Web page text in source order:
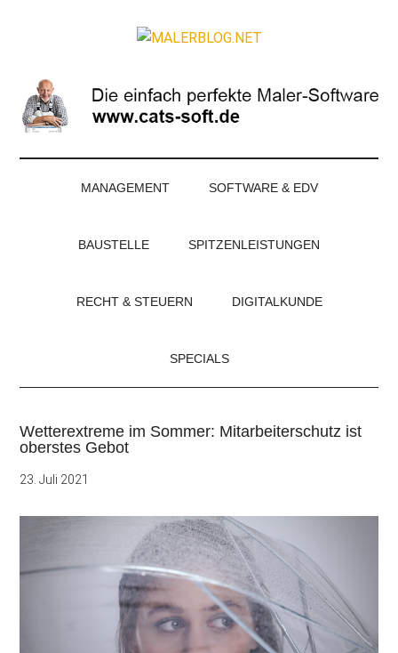
Magazin
für
Maler
und
MANAGEMENT SOFTWARE & EDV
BAUSTELLE SPITZENLEISTUNGEN
RECHT & STEUERN DIGITALKUNDE
SPECIALS
Wetterextreme im Sommer: Mitarbeiterschutz ist
oberstes Gebot
23. Juli 2021